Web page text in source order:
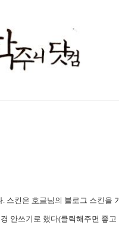
주
. 스킨은 호글님의 블로그 스킨을
안쓰기로 했다(클릭해주면 좋고